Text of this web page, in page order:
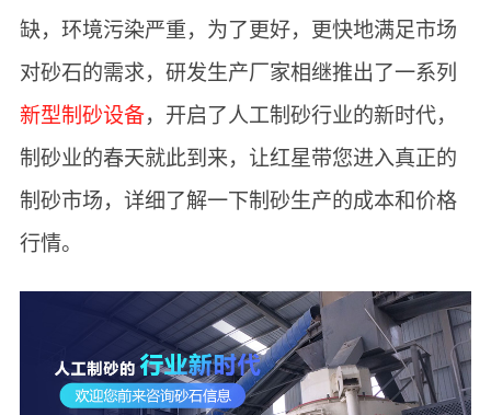
缺，环境污染严重，为了更好，更快地满足市场
对砂石的需求，研发生产厂家相继推出了一系列
新型制砂设备，开启了人工制砂行业的新时代，
制砂业的春天就此到来，让红星带您进入真正的
制砂市场，详细了解一下制砂生产的成本和价格
行情。